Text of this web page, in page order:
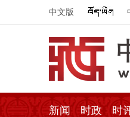
中文版
新闻 时政 时